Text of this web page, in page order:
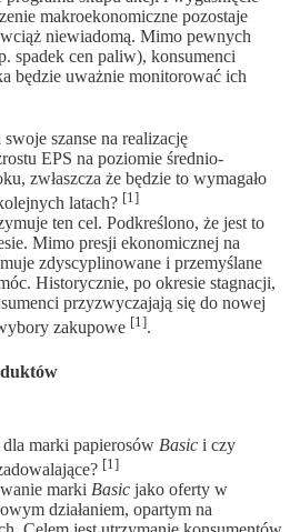
makroekonomiczne pozostaje
niewiadomą. Mimo pewnych
spadek cen paliw), konsumenci
będzie uważnie monitorować ich
swoje szanse na realizację
EPS na poziomie średnio-
zwłaszcza że będzie to wymagało
latach? [1]
ten cel. Podkreślono, że jest to
Mimo presji ekonomicznej na
zdyscyplinowane i przemyślane
Historycznie, po okresie stagnacji,
przyzwyczajają się do nowej
zakupowe [1].
dla marki papierosów Basic i czy
[1]
marki Basic jako oferty w
działaniem, opartym na